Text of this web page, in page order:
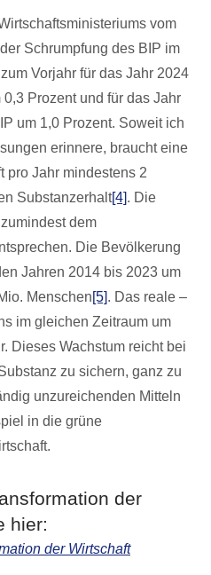
vom
Schrumpfung des BIP im
Vorjahr für das Jahr 2024
Prozent und für das Jahr
um 1,0 Prozent. Soweit ich
erinnere, braucht eine
pro Jahr mindestens 2
Substanzerhalt[4]. Die
dem
Die Bevölkerung
Jahren 2014 bis 2023 um
Menschen[5]. Das reale –
im gleichen Zeitraum um
Dieses Wachstum reicht bei
zu sichern, ganz zu
unzureichenden Mitteln
in die grüne
der
hier:
der Wirtschaft